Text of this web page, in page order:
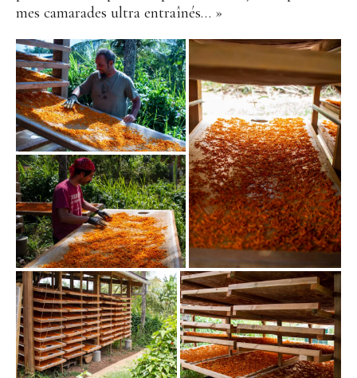
mes camarades ultra entraînés… »